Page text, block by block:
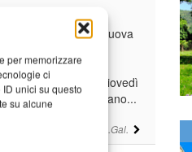
per memorizzare
ci
unici su questo
su alcune
Lu.Gal.
Emma Morton?
in scena per la nuova
se passerà
questa manche, giovedì
ascoltare nel brano...